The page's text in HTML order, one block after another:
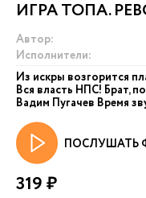
ИГРА ТОПА.
Автор:
Исполнители:
Из искры возгорится
Вся власть НПС! Брат,
Вадим Пугачев Время
ПОСЛУШАТЬ
319 ₽